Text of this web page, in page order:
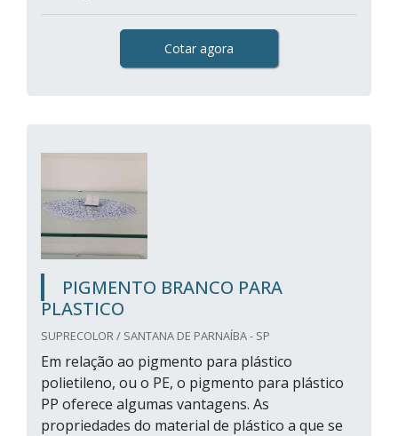
Cotar agora
PIGMENTO BRANCO PARA
PLASTICO
SUPRECOLOR / SANTANA DE PARNAÍBA - SP
Em relação ao pigmento para plástico
polietileno, ou o PE, o pigmento para plástico
PP oferece algumas vantagens. As
propriedades do material de plástico a que se